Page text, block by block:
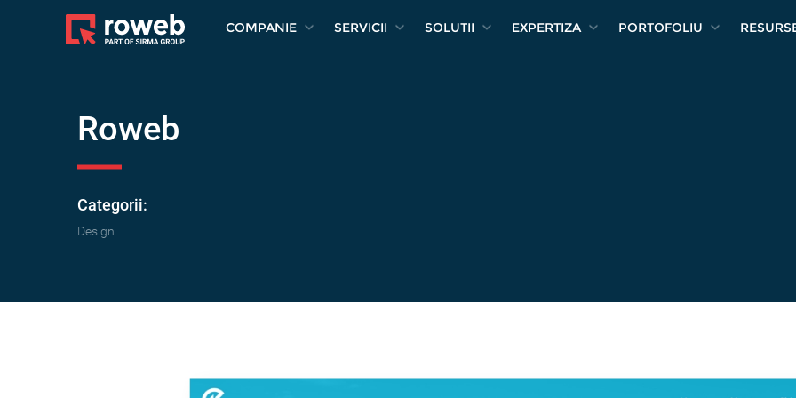
COMPANIE SERVICII SOLUTII EXPERTIZA PORTOFOLIU
Roweb
Categorii:
Design